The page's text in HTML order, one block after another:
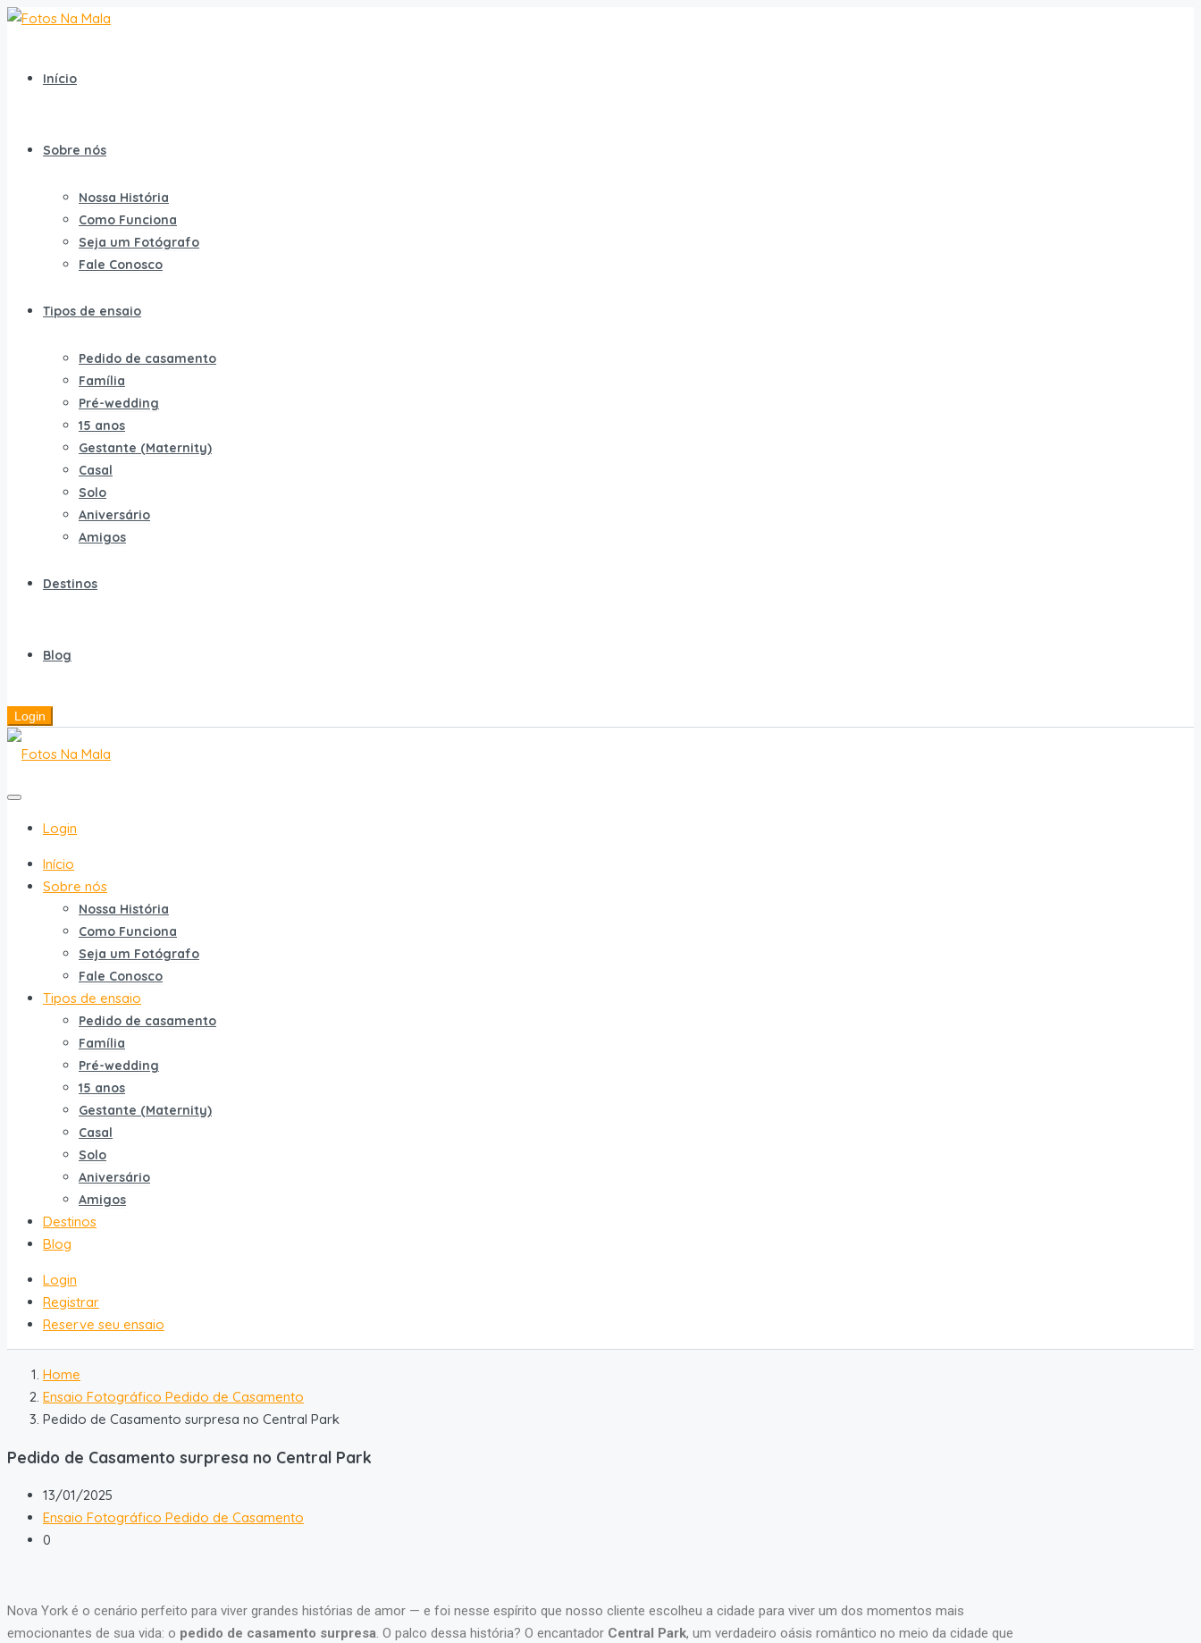
Início
Sobre nós
Nossa História
Como Funciona
Seja um Fotógrafo
Fale Conosco
Tipos de ensaio
Pedido de casamento
Família
Pré-wedding
15 anos
Gestante (Maternity)
Casal
Solo
Aniversário
Amigos
Destinos
Blog
Login
Login
Início
Sobre nós
Nossa História
Como Funciona
Seja um Fotógrafo
Fale Conosco
Tipos de ensaio
Pedido de casamento
Família
Pré-wedding
15 anos
Gestante (Maternity)
Casal
Solo
Aniversário
Amigos
Destinos
Blog
Login
Registrar
Reserve seu ensaio
Home
Ensaio Fotográfico Pedido de Casamento
Pedido de Casamento surpresa no Central Park
Pedido de Casamento surpresa no Central Park
13/01/2025
Ensaio Fotográfico Pedido de Casamento
0
Nova York é o cenário perfeito para viver grandes histórias de amor — e foi nesse espírito que nosso cliente escolheu a cidade para viver um dos momentos mais
emocionantes de sua vida: o pedido de casamento surpresa. O palco dessa história? O encantador Central Park, um verdadeiro oásis romântico no meio da cidade que